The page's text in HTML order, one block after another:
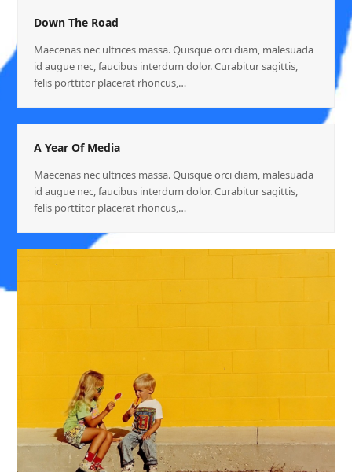
Down The Road
Maecenas nec ultrices massa. Quisque orci diam, malesuada
id augue nec, faucibus interdum dolor. Curabitur sagittis,
felis porttitor placerat rhoncus,…
A Year Of Media
Maecenas nec ultrices massa. Quisque orci diam, malesuada
id augue nec, faucibus interdum dolor. Curabitur sagittis,
felis porttitor placerat rhoncus,…